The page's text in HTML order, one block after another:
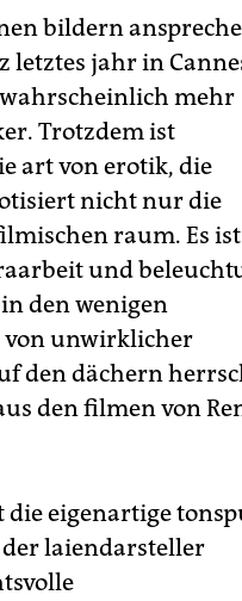
bildern
letztes jahr in
mehr
Trotzdem ist
art von erotik, die
nicht nur die
raum. Es ist
und
den wenigen
von unwirklicher
den dächern
den filmen von
eigenartige
laiendarsteller